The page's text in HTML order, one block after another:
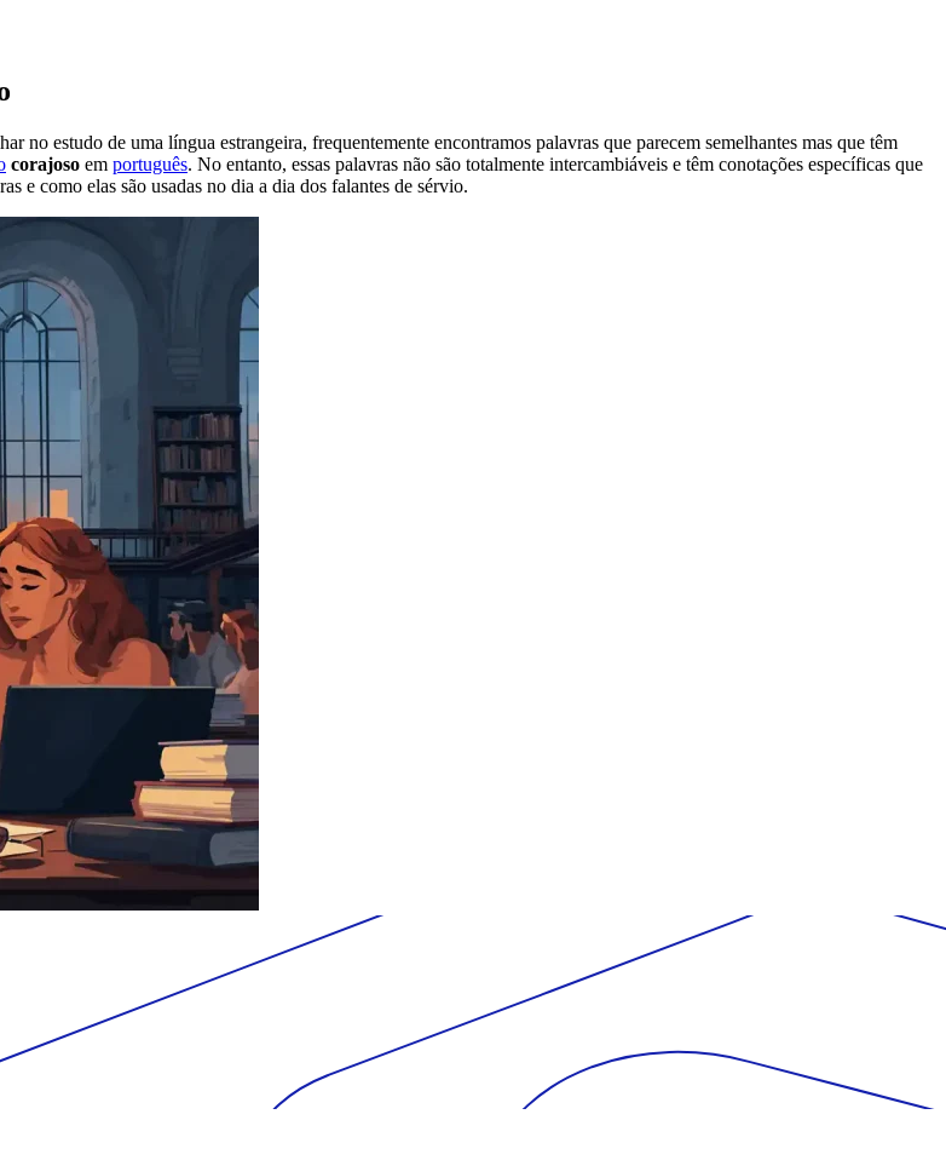
no estudo de uma língua estrangeira, frequentemente encontramos palavras que parecem semelhantes mas que têm
corajoso em português. No entanto, essas palavras não são totalmente intercambiáveis e têm conotações específicas que
e como elas são usadas no dia a dia dos falantes de sérvio.